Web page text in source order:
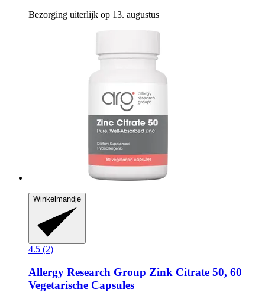
Bezorging uiterlijk op 13. augustus
Winkelmandje
4.5 (2)
Allergy Research Group Zink Citrate 50, 60
Vegetarische Capsules